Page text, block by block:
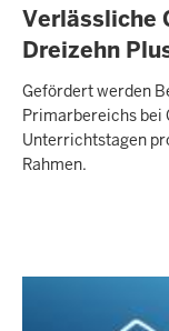
Verlässliche
Dreizehn
Gefördert werden
Primarbereichs bei
Unterrichtstagen
Rahmen.